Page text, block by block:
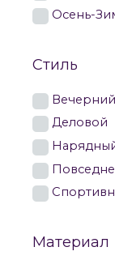
Осень-
Стиль
Вечерний
Деловой
Материал